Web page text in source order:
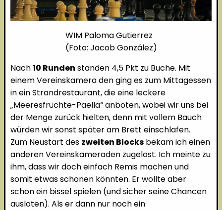
WIM Paloma Gutierrez
(Foto: Jacob González)
Nach10 Runden standen 4,5 Pkt zu Buche. Mit
einem Vereinskamera den ging es zum Mittagessen
in ein Strandrestaurant, die eine leckere
„Meeresfrüchte-Paella“ anboten, wobei wir uns bei
der Menge zurück hielten, denn mit vollem Bauch
würden wir sonst später am Brett einschlafen.
Zum Neustart des zweiten Blocks bekam ich einen
anderen Vereinskameraden zugelost. Ich meinte zu
ihm, dass wir doch einfach Remis machen und
somit etwas schonen könnten. Er wollte aber
schon ein bissel spielen (und sicher seine Chancen
ausloten). Als er dann nur noch ein